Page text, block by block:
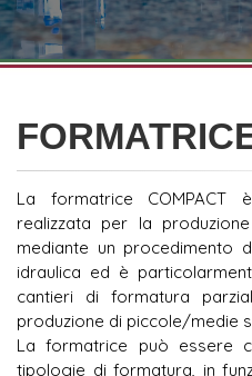
La formatrice COMPACT
realizzata per la
mediante un procedimento
idraulica ed è
cantieri di formatura
produzione di piccole/medie
La formatrice può essere
tipologie di formatura, in